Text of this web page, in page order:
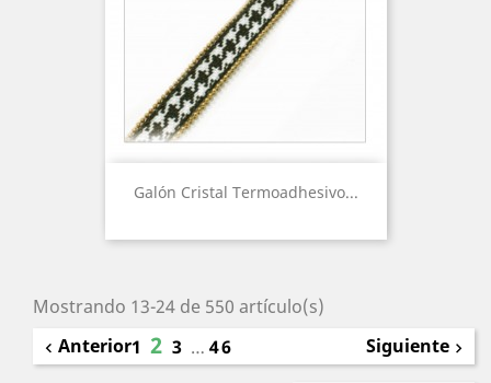
Galón Cristal Termoadhesivo...
Mostrando 13-24 de 550 artículo(s)
 Anterior1 2 3 … 46 Siguiente 